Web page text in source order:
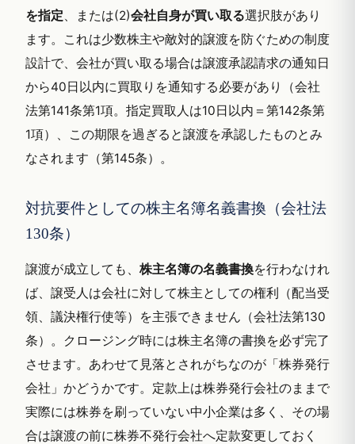
を指定、または(2)会社自身が買い取る選択肢があり
ます。これは少数株主や敵対的譲渡を防ぐための制度
設計で、会社が買い取る場合は譲渡承認請求の通知日
から40日以内に買取りを通知する必要があり（会社
法第141条第1項。指定買取人は10日以内＝第142条第
1項）、この期限を過ぎると譲渡を承認したものとみ
なされます（第145条）。
対抗要件としての株主名簿名義書換（会社法
130条）
譲渡が成立しても、 株主名簿の名義書換を行わなけれ
ば、譲受人は会社に対して株主としての権利（配当受
領、議決権行使等）を主張できません（会社法第130
条）。クロージング時には株主名簿の書換を必ず完了
させます。あわせて見落とされがちなのが「株券発行
会社」かどうかです。定款上は株券発行会社のままで
実際には株券を刷っていない中小企業は多く、その場
合は譲渡の前に株券不発行会社へ定款変更しておく